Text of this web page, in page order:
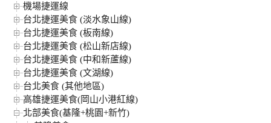
機場捷運線
台北捷運美食 (淡水象山線)
台北捷運美食 (板南線)
台北捷運美食 (松山新店線)
台北捷運美食 (中和新蘆線)
台北捷運美食 (文湖線)
台北美食 (其他地區)
高雄捷運美食(岡山小港紅線)
北部美食(基隆+桃園+新竹)